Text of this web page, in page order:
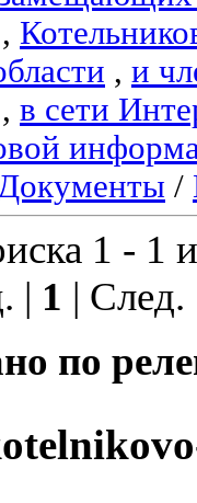
,
, и
, в сети
/
1 - 1
| 1 |
по